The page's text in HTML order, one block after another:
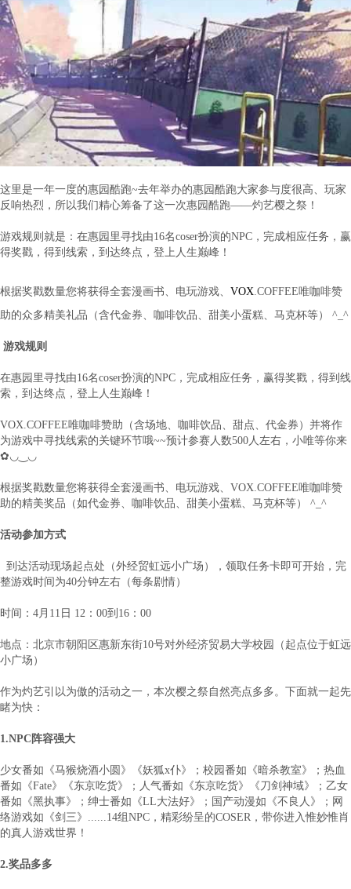
这里是一年一度的惠园酷跑~去年举办的惠园酷跑大家参与度很高、玩家
反响热烈，所以我们精心筹备了这一次惠园酷跑——灼艺樱之祭！
游戏规则就是：在惠园里寻找由16名coser扮演的NPC，完成相应任务，赢
得奖戳，得到线索，到达终点，登上人生巅峰！
根据奖戳数量您将获得全套漫画书、电玩游戏、 VOX.COFFEE唯咖啡赞
助的众多精美礼品（含代金券、咖啡饮品、甜美小蛋糕、马克杯等） ^_^
游戏规则
在惠园里寻找由16名coser扮演的NPC，完成相应任务，赢得奖戳，得到线
索，到达终点，登上人生巅峰！
VOX.COFFEE唯咖啡赞助（含场地、咖啡饮品、甜点、代金券）并将作
为游戏中寻找线索的关键环节哦~~预计参赛人数500人左右，小唯等你来
✿◡‿◡
根据奖戳数量您将获得全套漫画书、电玩游戏、VOX.COFFEE唯咖啡赞
助的精美奖品（如代金券、咖啡饮品、甜美小蛋糕、马克杯等） ^_^
活动参加方式
到达活动现场起点处（外经贸虹远小广场），领取任务卡即可开始，完
整游戏时间为40分钟左右（每条剧情）
时间：4月11日 12：00到16：00
地点：北京市朝阳区惠新东街10号对外经济贸易大学校园（起点位于虹远
小广场）
作为灼艺引以为傲的活动之一，本次樱之祭自然亮点多多。下面就一起先
睹为快：
1.NPC阵容强大
少女番如《马猴烧酒小圆》《妖狐x仆》；校园番如《暗杀教室》；热血
番如《Fate》《东京吃货》；人气番如《东京吃货》《刀剑神域》；乙女
番如《黑执事》；绅士番如《LL大法好》；国产动漫如《不良人》；网
络游戏如《剑三》......14组NPC，精彩纷呈的COSER，带你进入惟妙惟肖
的真人游戏世界！
2.奖品多多